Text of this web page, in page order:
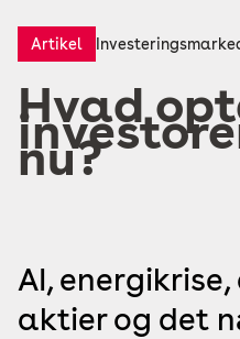
Artikel
Hvad
nu?
AI,
aktier og det